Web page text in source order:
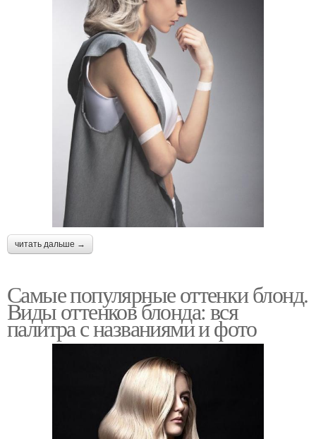
читать дальше →
Самые популярные оттенки блонд.
Виды оттенков блонда: вся
палитра с названиями и фото